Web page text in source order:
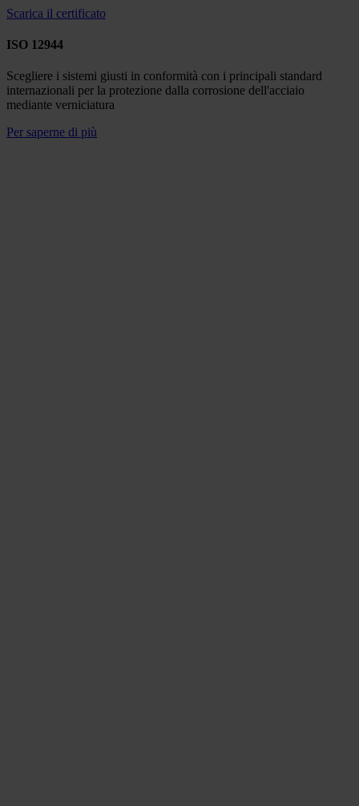
Scarica il certificato
ISO 12944
Scegliere i sistemi giusti in conformità con i principali standard
internazionali per la protezione dalla corrosione dell'acciaio
mediante verniciatura
Per saperne di più